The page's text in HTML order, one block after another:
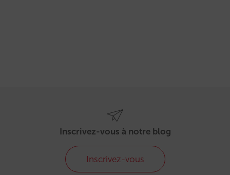
Inscrivez-vous à notre blog
Inscrivez-vous